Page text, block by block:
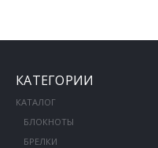
КАТЕГОРИИ
КАТАЛОГ
БЛОКНОТЫ
БРЕЛКИ